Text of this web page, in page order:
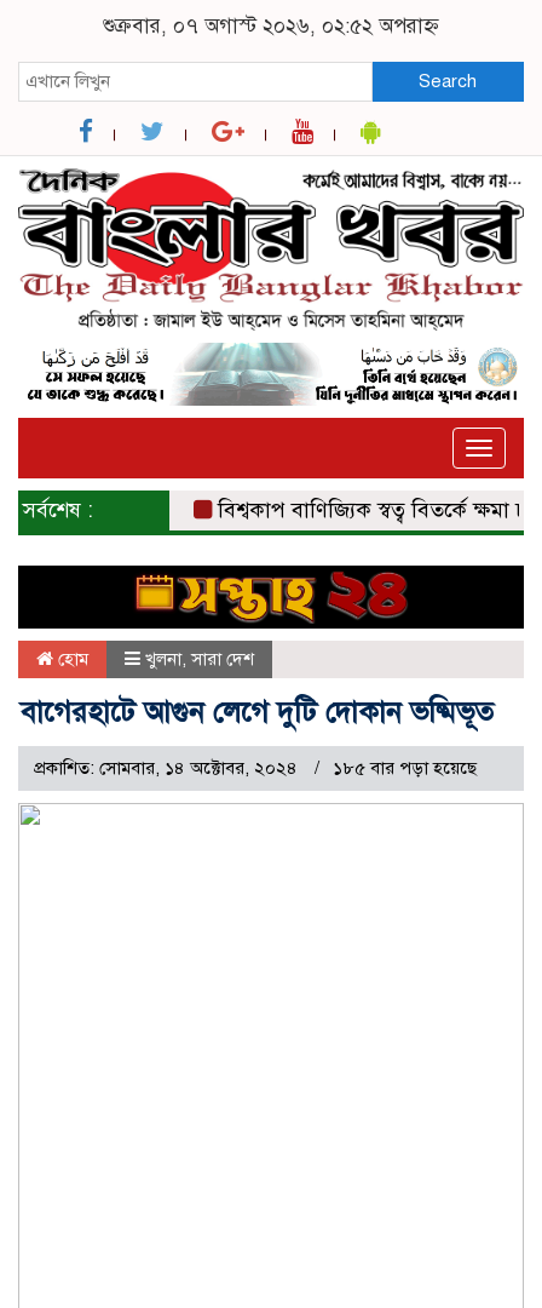
শুক্রবার, ০৭ অগাস্ট ২০২৬, ০২:৫২ অপরাহ্ন
Search
Toggle
সর্বশেষ : বিশ্বকাপ বাণিজ্যিক স্বত্ব বিতর্কে ক্ষমা চাইল
হোম খুলনা,সারা দেশ
বাগেরহাটে আগুন লেগে দুটি দোকান ভষ্মিভূত
প্রকাশিত: সোমবার, ১৪ অক্টোবর, ২০২৪ ১৮৫ বার পড়া হয়েছে